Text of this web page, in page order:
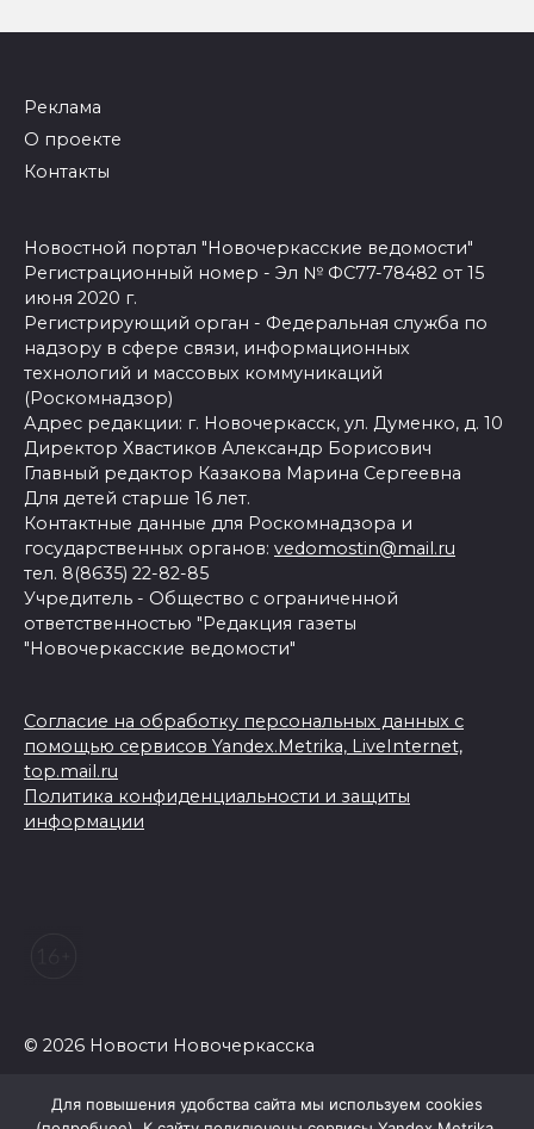
Реклама
О проекте
Контакты
Новостной портал "Новочеркасские ведомости"
Регистрационный номер - Эл № ФС77-78482 от 15
июня 2020 г.
Регистрирующий орган - Федеральная служба по
надзору в сфере связи, информационных
технологий и массовых коммуникаций
(Роскомнадзор)
Адрес редакции: г. Новочеркасск, ул. Думенко, д. 10
Директор Хвастиков Александр Борисович
Главный редактор Казакова Марина Сергеевна
Для детей старше 16 лет.
Контактные данные для Роскомнадзора и
государственных органов: vedomostin@mail.ru
тел. 8(8635) 22-82-85
Учредитель - Общество с ограниченной
ответственностью "Редакция газеты
"Новочеркасские ведомости"
Согласие на обработку персональных данных с
помощью сервисов Yandex.Metrika, LiveInternet,
top.mail.ru
Политика конфиденциальности и защиты
информации
© 2026 Новости Новочеркасска
Для повышения удобства сайта мы используем cookies